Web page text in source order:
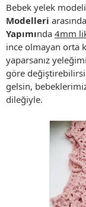
Bebek yelek
Modelleri
Yapımında 4mm
ince olmayan orta
yaparsanız
göre
gelsin,
dileğiyle.